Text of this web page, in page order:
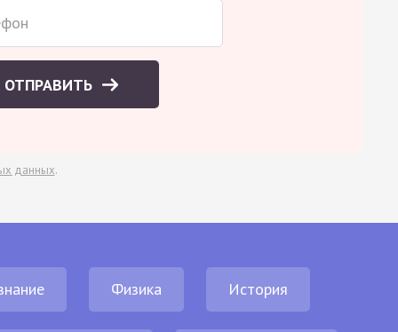
ОТПРАВИТЬ
данных.
Физика История